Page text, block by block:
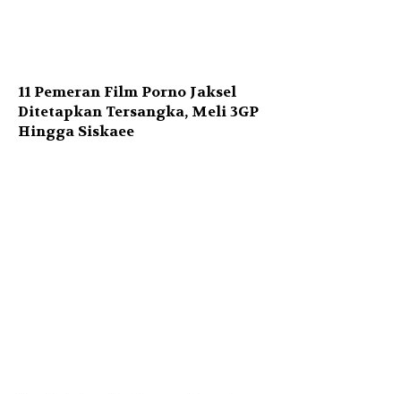
11 Pemeran Film Porno Jaksel
Ditetapkan Tersangka, Meli 3GP
Hingga Siskaee